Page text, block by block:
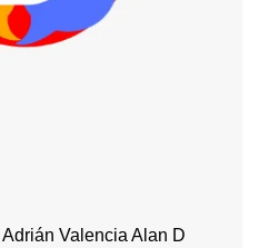
Valencia Alan D